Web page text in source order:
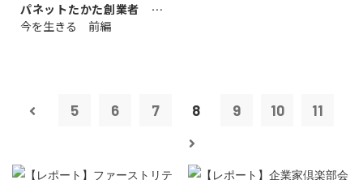
パネットたかた創業者 髙
田 明氏
今を生きる 前編
5 6 7 8 9 10 11